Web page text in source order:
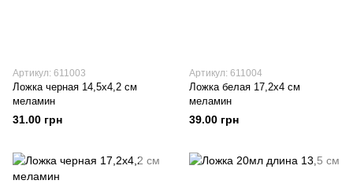
Артикул: 611003
Ложка черная 14,5х4,2 см
меламин
31.00 грн
Артикул: 611004
Ложка белая 17,2х4 см
меламин
39.00 грн